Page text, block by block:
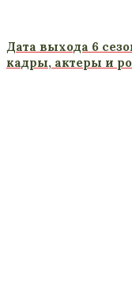
Дата выхода 6
кадры, актеры и